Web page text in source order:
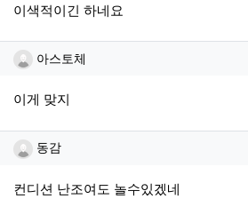
이색적이긴 하네요
아스토체님의 댓글
아스토체
이게 맞지
동감님의 댓글
동감
컨디션 난조여도 놀수있겠네